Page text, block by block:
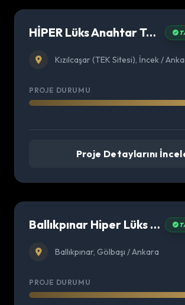
HİPER Lüks Anahtar Teslim Villa Projemiz
Kızılcaşar (TEK Sitesi), İncek /
PROJE DURUMU
Proje Detaylarını
Ballıkpınar Hiper Lüks Villa Teslimatı
Ballıkpınar, Gölbaşı / Ankara
PROJE DURUMU